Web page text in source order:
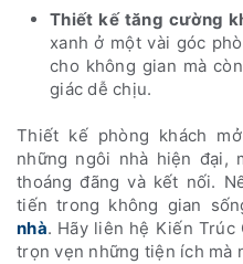
Thiết kế tăng cường
xanh ở một vài góc
cho không gian mà
giác dễ chịu.
Thiết kế phòng khách
những ngôi nhà hiện đại,
thoáng đãng và kết nối.
tiến trong không gian
nhà. Hãy liên hệ Kiến Trúc
trọn vẹn những tiện ích mà